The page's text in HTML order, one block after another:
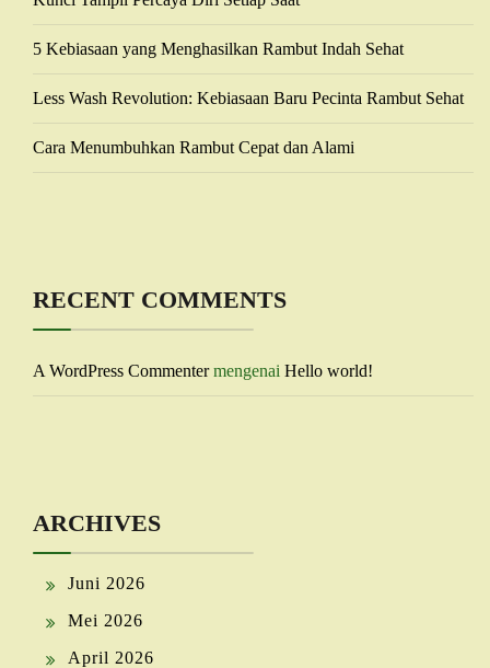
5 Kebiasaan yang Menghasilkan Rambut Indah Sehat
Less Wash Revolution: Kebiasaan Baru Pecinta Rambut Sehat
Cara Menumbuhkan Rambut Cepat dan Alami
RECENT COMMENTS
A WordPress Commentermengenai Hello world!
ARCHIVES
Juni 2026
Mei 2026
April 2026